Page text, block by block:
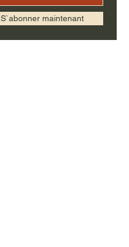
S`abonner maintenant